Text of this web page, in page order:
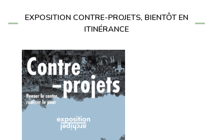
EXPOSITION CONTRE-PROJETS, BIENTÔT EN
ITINÉRANCE